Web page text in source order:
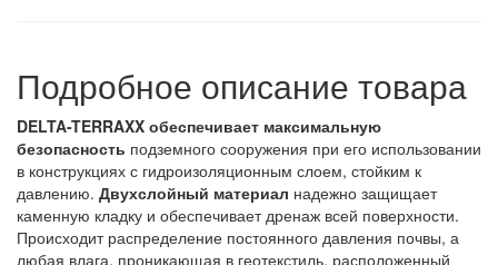
Подробное описание товара
DELTA-TERRAXX обеспечивает максимальную
безопасность подземного сооружения при его использовании
в конструкциях с гидроизоляционным слоем, стойким к
давлению. Двухслойный материал надежно защищает
каменную кладку и обеспечивает дренаж всей поверхности.
Происходит распределение постоянного давления почвы, а
любая влага, проникающая в геотекстиль, расположенный